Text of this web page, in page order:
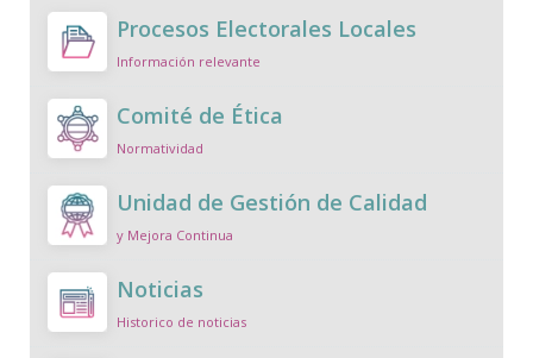
Procesos Electorales Locales
Información relevante
Comité de Ética
Normatividad
Unidad de Gestión de Calidad
y Mejora Continua
Noticias
Historico de noticias